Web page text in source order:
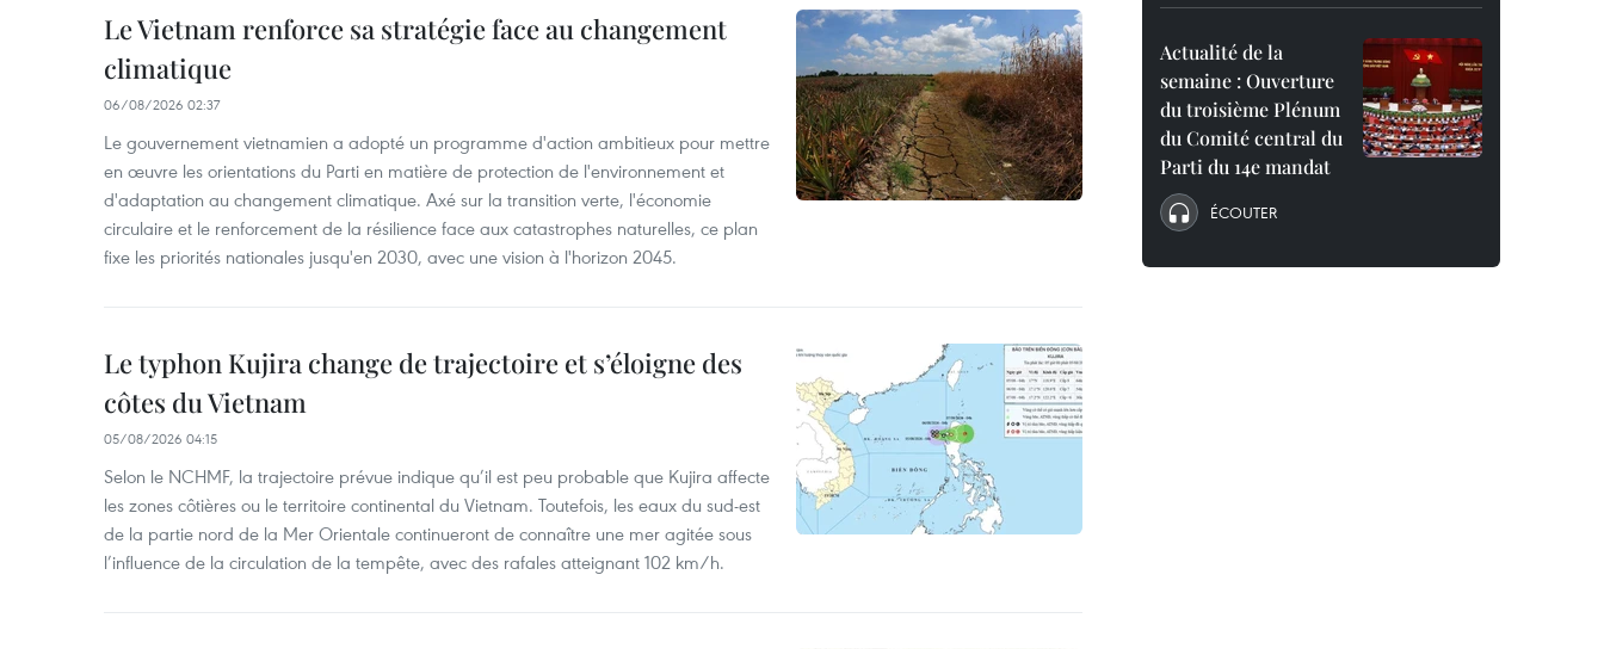
Le Vietnam renforce sa stratégie face au changement
climatique
06/08/2026 02:37
Le gouvernement vietnamien a adopté un programme d'action ambitieux pour mettre
en œuvre les orientations du Parti en matière de protection de l'environnement et
d'adaptation au changement climatique. Axé sur la transition verte, l'économie
circulaire et le renforcement de la résilience face aux catastrophes naturelles, ce plan
fixe les priorités nationales jusqu'en 2030, avec une vision à l'horizon 2045.
Le typhon Kujira change de trajectoire et s’éloigne des
côtes du Vietnam
05/08/2026 04:15
Selon le NCHMF, la trajectoire prévue indique qu’il est peu probable que Kujira affecte
les zones côtières ou le territoire continental du Vietnam. Toutefois, les eaux du sud-est
de la partie nord de la Mer Orientale continueront de connaître une mer agitée sous
l’influence de la circulation de la tempête, avec des rafales atteignant 102 km/h.
Actualité de la
semaine : Ouverture
du troisième Plénum
du Comité central du
Parti du 14e mandat
ÉCOUTER